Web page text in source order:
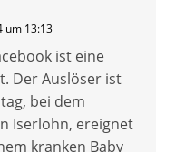
um 13:13
ist eine
Der Auslöser ist
bei dem
Iserlohn, ereignet
kranken Baby